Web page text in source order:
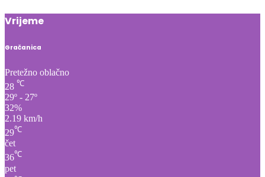
Vrijeme
Gračanica
Pretežno oblačno
28 ℃
29º - 27º
32%
2.19 km/h
29℃
čet
36℃
pet